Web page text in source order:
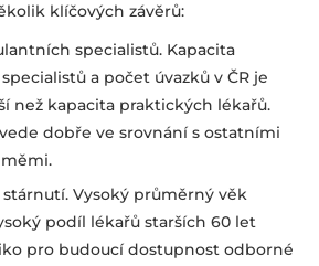
klíčových závěrů:
specialistů. Kapacita
a počet úvazků v ČR je
než kapacita praktických lékařů.
dobře ve srovnání s ostatními
Vysoký průměrný věk
podíl lékařů starších 60 let
pro budoucí dostupnost odborné